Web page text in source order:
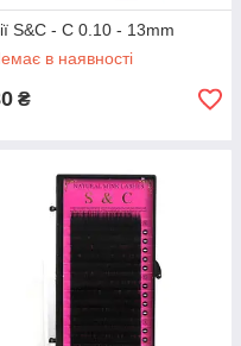
S&C - C 0.10 - 13mm
в наявності
₴